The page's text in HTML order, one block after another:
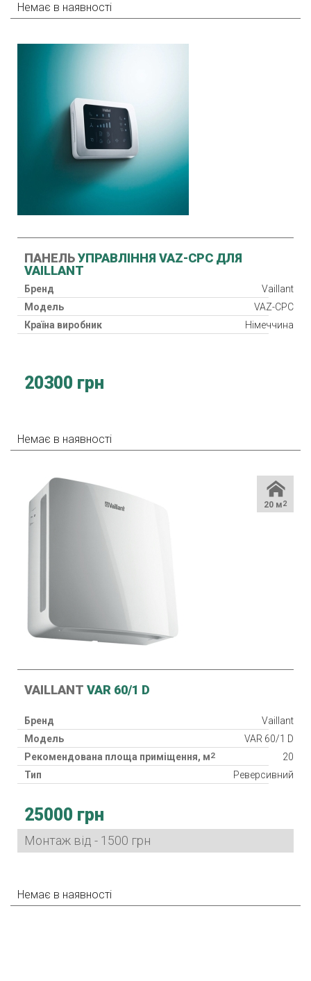
Немає в наявності
ПАНЕЛЬУПРАВЛІННЯ VAZ-CPC ДЛЯ
VAILLANT
Бренд
Vaillant
Модель
VAZ-CPC
Країна виробник
Німеччина
20300 грн
Немає в наявності
20 м2
VAILLANT VAR 60/1 D
Бренд
Vaillant
Модель
VAR 60/1 D
Рекомендована площа приміщення, м2
20
Тип
Реверсивний
Клас захисту
Споживана потужність
4.9 - 8.9 Вт
Гарантія
25000 грн
Монтаж від - 1500 грн
Немає в наявності